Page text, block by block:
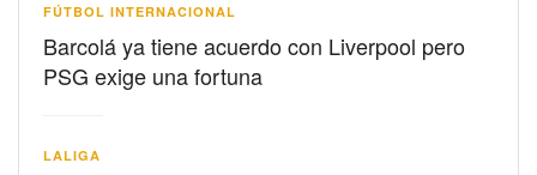
FÚTBOL INTERNACIONAL
Barcolá ya tiene acuerdo con Liverpool pero
PSG exige una fortuna
LALIGA